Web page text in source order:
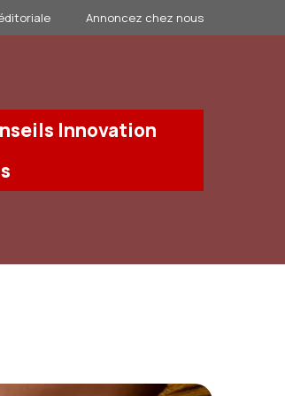
Annoncez chez nous
Innovation